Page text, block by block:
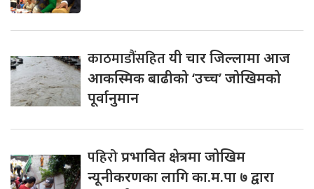
काठमाडौंसहितयी चार जिल्लामा आज
आकस्मिक बाढीको ‘उच्च’ जोखिमको
पूर्वानुमान
पहिरोप्रभावित क्षेत्रमा जोखिम
न्यूनीकरणका लागि का.म.पा ७ द्वारा